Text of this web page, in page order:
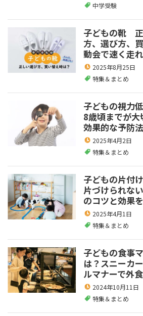
中学受験
子どもの靴 正
方、選び方、
動会で速く走
2025年8月25日
特集＆まとめ
子どもの視力
8歳頃までが
効果的な予防
2025年4月2日
特集＆まとめ
子どもの片付
片づけられな
のコツと効果
2025年4月1日
特集＆まとめ
子どもの食事
は？スニーカ
ルマナーで外
2024年10月11日
特集＆まとめ